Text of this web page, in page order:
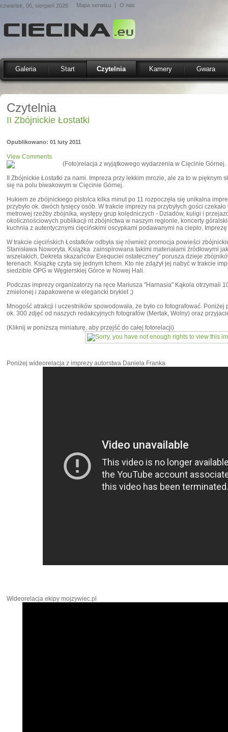
czwartek, 06, sierpień 2026 Mapa serwisu O nas
Galeria Start Czytelnia Kamery Gwara
Czytelnia
II Zbójnickie Łostatki
Opublikowano: 01 luty 2011
View Comments
(Foto)relacja z wyjątkowego wydarzenia w Cięcinie Górnej.
II Zbójnickie Łostatki za nami. Impreza przy lekkim mrozie, ale za to w pięknym
się na polu biwakowym w Cięcinie Górnej.
Hukiem ze zbójnickiego pistolca kilka minut po 11 rozpoczęła się unikalna
przybyło ok. dwóch tysięcy osób. W trakcie imprezy na przybyłych gości
metrowej rzeźby zbójnika, występy grup kolędniczych - Dziadów, kuligi i
okolicznościowych publikacji nt zbójnictwa w naszym regionie, koncerty
kuchnia z autentycznymi cięcińskimi oscypkami podawanymi na ciepło. Imprezę
W trakcie cięcińskich Łostatków odbyła się również promocja powieści
Stanisława Noworyta. Książka zainspirowana takimi materiałami źródłowymi
wszelakich, Dekreta skazańców Exequciei ostateczney" porusza dzieje
terenach. Książkę czyta się jednym tchem. Kto nie zdążył jej nabyć w trakcie
siedzibie OPG w Węgierskiej Górce w Nowej Hali.
Podczas imprezy organizatorzy na ręce Mariusza "Harnasia" Kąkola otrzymali
zmielonej i zapakowene w elegancki brykiet ;)
Mnogość atrakcji i uczestników spowodowała, że było co fotografować.
ok. 300 zdjęć od naszych redakcyjnych fotografów (Mertak, Wolny) oraz
(Kliknij w poniższą miniaturę, aby przejść do całej fotorelacji)
Poniżej wideorelacja z imprezy autorstwa Daniela Franka
Wideorelacja ekipy mojzywiec.pl